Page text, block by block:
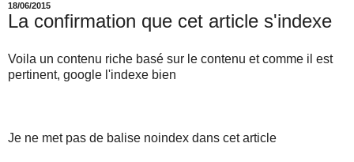
18/06/2015
La confirmation que cet article s'indexe
Voila un contenu riche basé sur le contenu et comme il est
pertinent, google l'indexe bien
Je ne met pas de balise noindex dans cet article